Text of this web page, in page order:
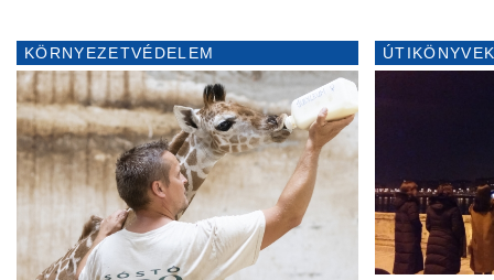
KÖRNYEZETVÉDELEM